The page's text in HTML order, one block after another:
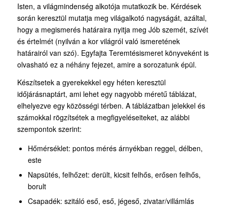
Isten, a világmindenség alkotója mutatkozik be. Kérdések
során keresztül mutatja meg világalkotó nagyságát, azáltal,
hogy a megismerés határaira nyitja meg Jób szemét, szívét
és értelmét (nyilván a kor világról való ismeretének
határairól van szó). Egyfajta Teremtésismeret könyveként is
olvasható ez a néhány fejezet, amire a sorozatunk épül.
Készítsetek a gyerekekkel egy héten keresztül
időjárásnaptárt, ami lehet egy nagyobb méretű táblázat,
elhelyezve egy közösségi térben. A táblázatban jelekkel és
számokkal rögzítsétek a megfigyeléseiteket, az alábbi
szempontok szerint:
Hőmérséklet: pontos mérés árnyékban reggel, délben,
este
Napsütés, felhőzet: derült, kicsit felhős, erősen felhős,
borult
Csapadék: szitáló eső, eső, jégeső, zivatar/villámlás